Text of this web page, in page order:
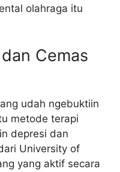
olahraga itu
Cemas
udah ngebuktiin
metode terapi
depresi dan
University of
yang aktif secara